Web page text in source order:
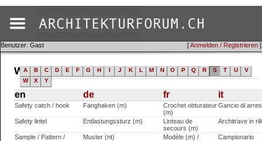
[Anmelden / Registrieren ]
Benutzer: Gast
Wörterbuch (en)
A B C D E F G H I J K L M N O P Q R S T U
V
W
X Y
en de fr it
Safety catch / hook Fanghaken (m)
Crochet obturateur
(m)
Gancio di
Safety lintel Entlastungssturz (m)
Linteau de
secours (m)
Architrave in
Sample / Pattern /
Muster (nt)
Modèle (m) /
Campionario